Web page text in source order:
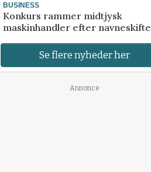
BUSINESS
Konkurs rammer midtjysk
maskinhandler efter navneskifte
Se flere nyheder her
Annonce